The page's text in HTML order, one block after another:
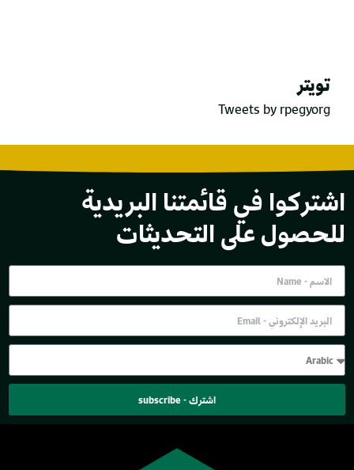
تويتر
Tweets by rpegyorg
اشتركوا في قائمتنا البريدية
للحصول على التحديثات
اشترك - subscribe